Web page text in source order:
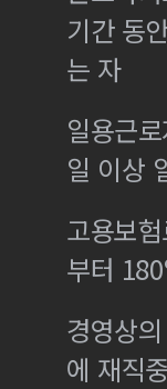
기간 동
는 자
일용근
일 이상
고용보
부터
경영상
에 재직